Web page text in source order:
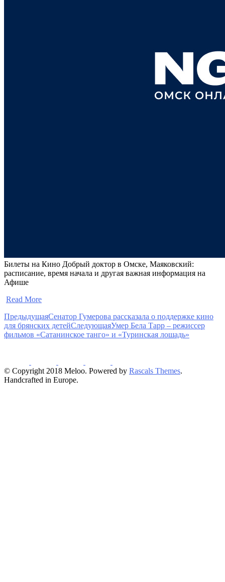
Билеты на Кино Добрый доктор в Омске, Маяковский:
расписание, время начала и другая важная информация на
Афише
Read More
ПредыдущаяСенатор Гумерова рассказала о поддержке кино
для брянских детейСледующаяУмер Бела Тарр – режиссер
фильмов «Сатанинское танго» и «Туринская лошадь»
© Copyright 2018 Meloo. Powered by Rascals Themes.
Handcrafted in Europe.